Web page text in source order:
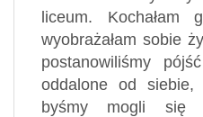
liceum.
wyobrażałam sobie
postanowiliśmy
oddalone od
byśmy mogli się